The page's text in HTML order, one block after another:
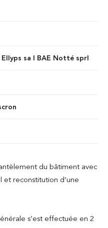
sa I BAE Notté sprl
du bâtiment avec
et reconstitution d’une
s’est effectuée en 2